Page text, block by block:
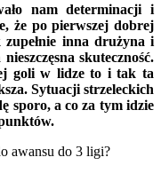
nam determinacji i
że po pierwszej dobrej
inna drużyna i
skuteczność.
goli w lidze to i tak ta
Sytuacji strzeleckich
sporo, a co za tym idzie
awansu do 3 ligi?